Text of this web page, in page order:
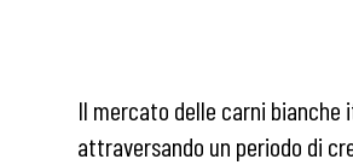
Il mercato delle carni bianche
attraversando un periodo di